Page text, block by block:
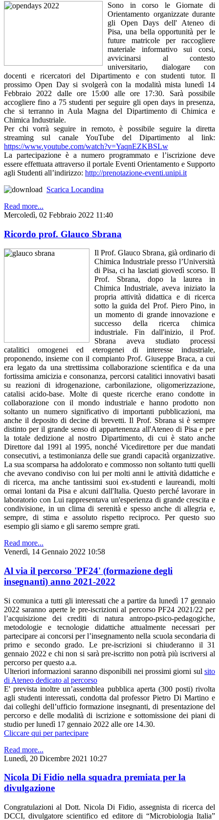
Sono in corso le Giornate di
Orientamento organizzate durante
gli Open Days dell' Ateneo di
Pisa, una bella opportunità per le
future matricole per raccogliere
materiale informativo sui corsi,
avvicinarsi al contesto
universitario, dialogare con
docenti e ricercatori del Dipartimento e con studenti tutor. Il
prossimo Open Day si svolgerà con la modalità mista lunedì 14
Febbraio 2022 dalle ore 15:00 alle ore 17:30. Sarà possibile
accogliere fino a 75 studenti per seguire gli open days in presenza,
che si terranno in Aula Magna del Dipartimento di Chimica e
Chimica Industriale.
Per chi vorrà seguire in remoto, è possibile seguire la diretta
streaming sul canale YouTube del Dipartimento al link:
https://www.youtube.com/watch?v=YaqnEZKBSLw
La partecipazione è a numero programmato e l’iscrizione deve
essere effettuata attraverso il portale Eventi Orientamento e Supporto
agli Studenti all’indirizzo: http://prenotazione-eventi.unipi.it
Scarica Locandina
Read more...
Mercoledì, 02 Febbraio 2022 11:40
Ricordo prof. Glauco Sbrana
Il Prof. Glauco Sbrana, già ordinario di
Chimica Industriale presso l’Università
di Pisa, ci ha lasciati giovedì scorso. Il
Prof. Sbrana, dopo la laurea in
Chimica Industriale, aveva iniziato la
propria attività didattica e di ricerca
sotto la guida del Prof. Piero Pino, in
un momento di grande innovazione e
successo della ricerca chimica
industriale. Fin dall'inizio, il Prof.
Sbrana aveva studiato processi
catalitici omogenei ed eterogenei di interesse industriale,
proponendo, insieme con il compianto Prof. Giuseppe Braca, a cui
era legato da una strettissima collaborazione scientifica e da una
fortissima amicizia e consonanza, percorsi catalitici innovativi basati
su reazioni di idrogenazione, carbonilazione, oligomerizzazione,
catalisi acido-base. Molte di queste ricerche erano condotte in
collaborazione con il mondo industriale e hanno prodotto non
soltanto un numero significativo di importanti pubblicazioni, ma
anche il deposito di decine di brevetti. Il Prof. Sbrana si è sempre
distinto per il grande senso di appartenenza all'Ateneo di Pisa e per
la totale dedizione al nostro Dipartimento, di cui è stato anche
Direttore dal 1991 al 1995, nonché Vicedirettore per due mandati
consecutivi, a testimonianza delle sue grandi capacità organizzative.
La sua scomparsa ha addolorato e commosso non soltanto tutti quelli
che avevano condiviso con lui per molti anni le attività didattiche e
di ricerca, ma anche tantissimi suoi ex-studenti e laureandi, molti
ormai lontani da Pisa e alcuni dall'Italia. Questo perché lavorare in
laboratorio con Lui rappresentava un'esperienza di grande crescita e
condivisione, in un clima di serenità e spesso anche di allegria e,
sempre, di stima e assoluto rispetto reciproco. Per questo suo
esempio gli siamo e gli saremo sempre grati.
Read more...
Venerdì, 14 Gennaio 2022 10:58
Al via il percorso 'PF24' (formazione degli
insegnanti) anno 2021-2022
Si comunica a tutti gli interessati che a partire da lunedì 17 gennaio
2022 saranno aperte le pre-iscrizioni al percorso PF24 2021/22 per
l’acquisizione dei crediti di natura antropo-psico-pedagogiche,
metodologie e tecnologie didattiche attualmente necessari per
partecipare ai concorsi per l’insegnamento nella scuola secondaria di
primo e secondo grado. Le pre-iscrizioni si chiuderanno il 31
gennaio 2022 e chi non si sarà pre-iscritto non potrà più iscriversi al
percorso per questo a.a.
Ulteriori informazioni saranno disponibili nei prossimi giorni sul sito
di Ateneo dedicato al percorso
E' prevista inoltre un’assemblea pubblica aperta (300 posti) rivolta
agli studenti interessati, condotta dal professor Pietro Di Martino e
dai colleghi dell’ufficio formazione insegnanti, di presentazione del
percorso e delle modalità di iscrizione e sottomissione dei piani di
studio per lunedì 17 gennaio 2022 alle ore 14.30.
Cliccare qui per partecipare
Read more...
Lunedì, 20 Dicembre 2021 10:27
Nicola Di Fidio nella squadra premiata per la
divulgazione
Congratulazioni al Dott. Nicola Di Fidio, assegnista di ricerca del
DCCI, divulgatore scientifico ed editore di “Microbiologia Italia”